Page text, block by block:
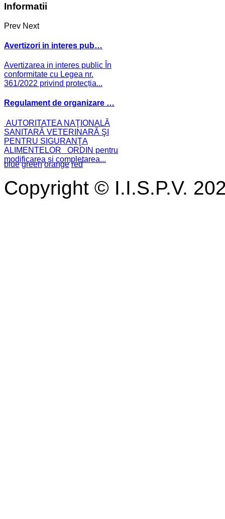
Informatii
Prev Next
Avertizori in interes pub…
Avertizarea in interes public În
conformitate cu Legea nr.
361/2022 privind protecția...
Regulament de organizare …
AUTORITATEA NAŢIONALĂ
SANITARĂ VETERINARĂ ŞI
PENTRU SIGURANŢA
ALIMENTELOR ORDIN pentru
modificarea și completarea...
blue green orange red
Copyright © I.I.S.P.V.